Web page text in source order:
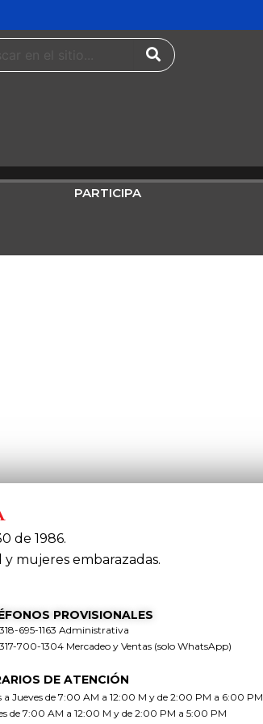
PARTICIPA
de 1986.
mujeres embarazadas.
PROVISIONALES
695-1163 Administrativa
700-1304 Mercadeo y Ventas (solo WhatsApp)
DE ATENCIÓN
a Jueves de 7:00 AM a 12:00 M y de 2:00 PM a 6:00 PM
de 7:00 AM a 12:00 M y de 2:00 PM a 5:00 PM